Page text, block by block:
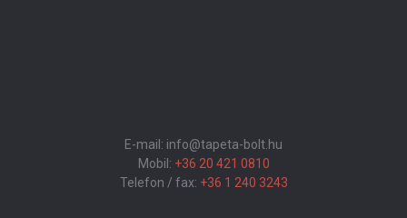
E-mail: info@tapeta-bolt.hu
Mobil: +36 20 421 0810
Telefon / fax: +36 1 240 3243